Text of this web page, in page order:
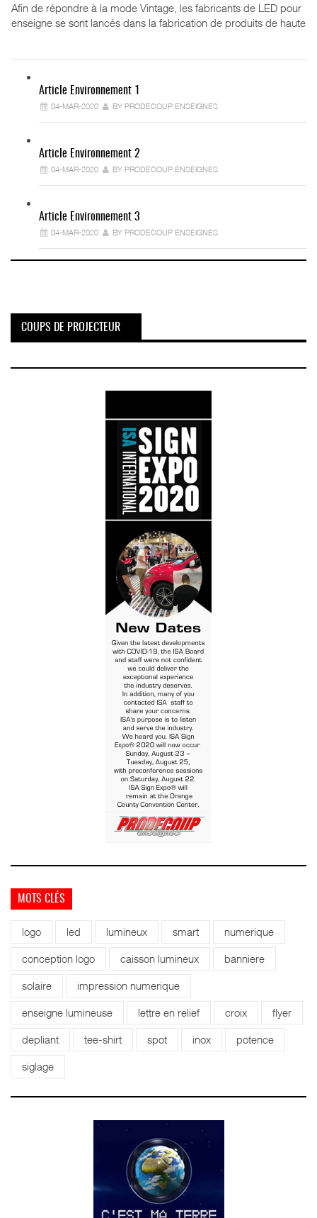
Afin de répondre à la mode Vintage, les fabricants de LED pour
enseigne se sont lancés dans la fabrication de produits de haute
Article Environnement 1
04-MAR-2020 BY PRODECOUP ENSEIGNES
Article Environnement 2
04-MAR-2020 BY PRODECOUP ENSEIGNES
Article Environnement 3
04-MAR-2020 BY PRODECOUP ENSEIGNES
COUPS DE PROJECTEUR
MOTS CLÉS
logo led lumineux smart numerique
conception logo caisson lumineux banniere
solaire impression numerique
enseigne lumineuse lettre en relief croix flyer
depliant tee-shirt spot inox potence
siglage